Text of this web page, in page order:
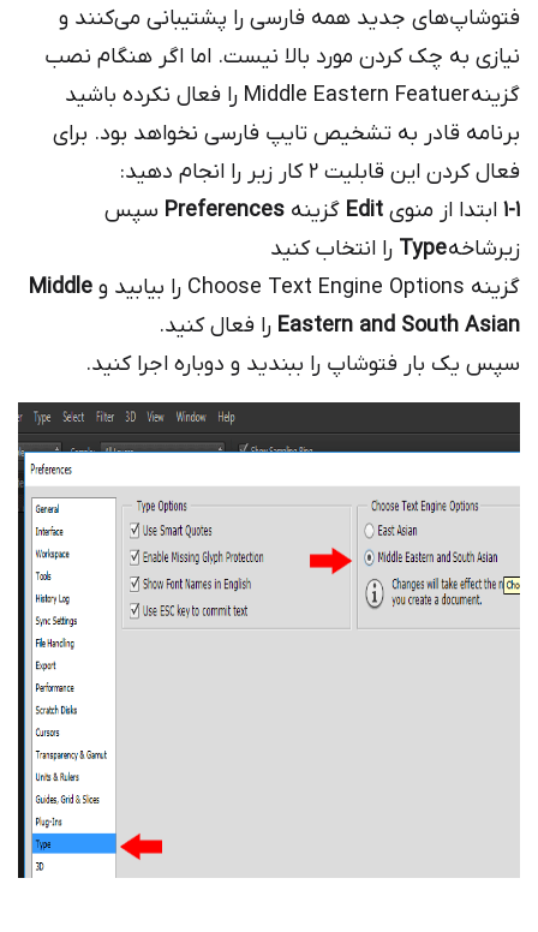
فتوشاپ‌های جدید همه فارسی را پشتیبانی می‌کنند و
نیازی به چک کردن مورد بالا نیست. اما اگر هنگام نصب
گزینه Middle Eastern Featuer را فعال نکرده باشید
برنامه قادر به تشخیص تایپ فارسی نخواهد بود. برای
فعال کردن این قابلیت ۲ کار زیر را انجام دهید:
1-1ابتدا از منوی Edit گزینه Preferences سپس
زیرشاخهType را انتخاب کنید
گزینه Choose Text Engine Options را بیابید و
Middle
Eastern and South Asian را فعال کنید.
سپس یک بار فتوشاپ را ببندید و دوباره اجرا کنید.